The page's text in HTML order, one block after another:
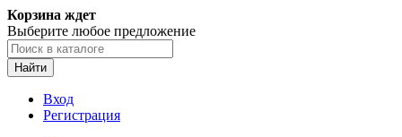
Корзина ждет
Выберите любое предложение
Найти
Вход
Регистрация